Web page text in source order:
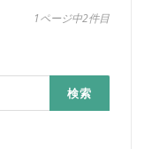
1ページ中2件目